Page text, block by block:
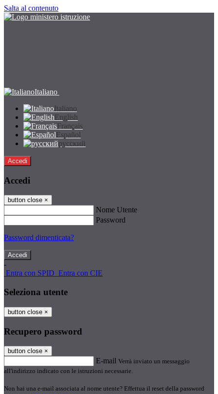
Salta al contenuto
Italiano
Italiano
English
Français
Español
русский
Accedi
Accedi
button close ×
Nome Utente
Password
Password dimenticata?
-
Entra con SPID Entra con CIE
Seleziona utente
button close ×
Recupero password
button close ×
E-mail Verrà inviato un messaggio
all'indirizzo indicato con le istruzioni necessarie.
Non hai una e-mail associata al nome utente? Effettua il reset della password